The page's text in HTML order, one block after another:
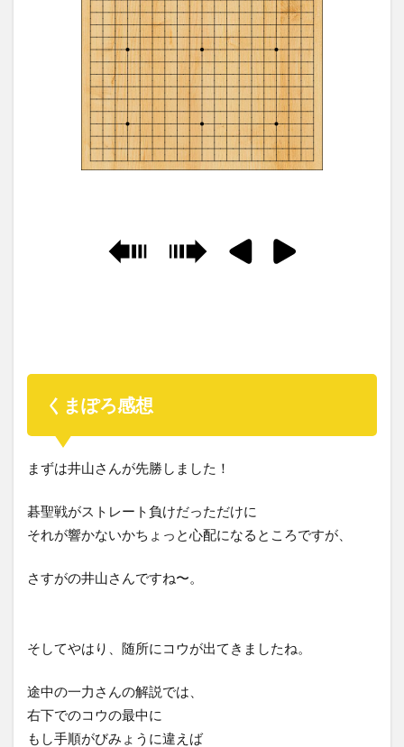
くまぽろ感想
まずは井山さんが先勝しました！
碁聖戦がストレート負けだっただけに
それが響かないかちょっと心配になるところですが、
さすがの井山さんですね〜。
そしてやはり、随所にコウが出てきましたね。
途中の一力さんの解説では、
右下でのコウの最中に
もし手順がびみょうに違えば